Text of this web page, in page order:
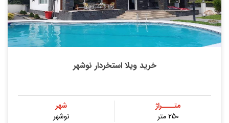
خرید ویلا استخردار نوشهر
متــــراژ
250 متر
شهر
نوشهر